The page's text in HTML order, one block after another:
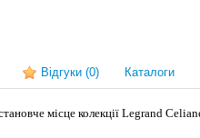
Відгуки (0) Каталоги
місце колекції Legrand